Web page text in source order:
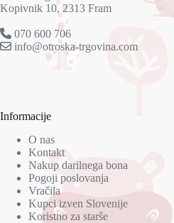
Kopivnik 10, 2313 Fram
070 600 706
info@otroska-trgovina.com
Informacije
O nas
Kontakt
Nakup darilnega bona
Pogoji poslovanja
Vračila
Kupci izven Slovenije
Koristno za starše